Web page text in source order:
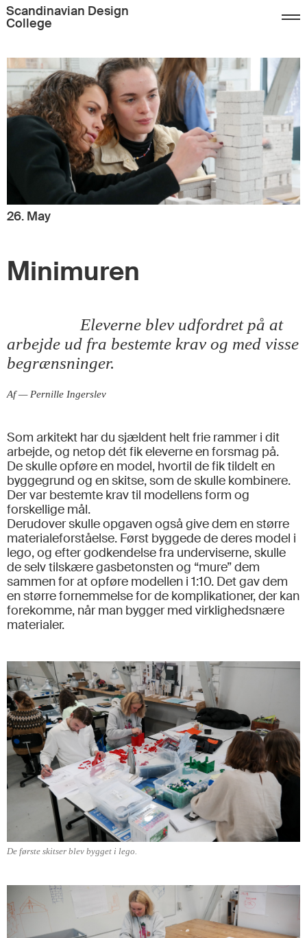
Scandinavian Design
College
26. May
Minimuren
Eleverne blev udfordret på at
arbejde ud fra bestemte krav og med visse
begrænsninger.
Af — Pernille Ingerslev
Som arkitekt har du sjældent helt frie rammer i dit
arbejde, og netop dét fik eleverne en forsmag på.
De skulle opføre en model, hvortil de fik tildelt en
byggegrund og en skitse, som de skulle kombinere.
Der var bestemte krav til modellens form og
forskellige mål.
Derudover skulle opgaven også give dem en større
materialeforståelse. Først byggede de deres model i
lego, og efter godkendelse fra underviserne, skulle
de selv tilskære gasbetonsten og “mure” dem
sammen for at opføre modellen i 1:10. Det gav dem
en større fornemmelse for de komplikationer, der kan
forekomme, når man bygger med virklighedsnære
materialer.
De første skitser blev bygget i lego.